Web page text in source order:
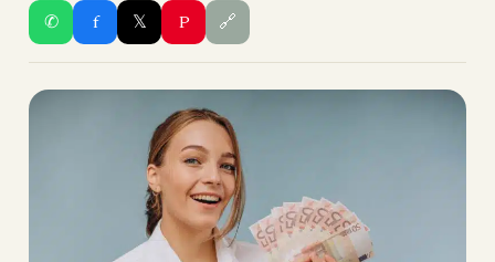
✆ f 𝕏 P 🔗